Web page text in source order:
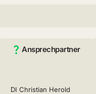
Ansprechpartner
DI Christian Herold